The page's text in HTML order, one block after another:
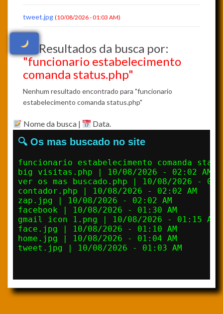
tweet.jpg (10/08/2026 - 01:03 AM)
Resultados da busca por:
"funcionario estabelecimento
comanda status.php"
Nenhum resultado encontrado para "funcionario
estabelecimento comanda status.php"
Nome da busca | Data.